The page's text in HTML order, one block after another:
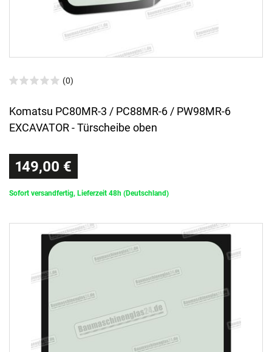
(0)
Komatsu PC80MR-3 / PC88MR-6 / PW98MR-6
EXCAVATOR - Türscheibe oben
149,00 €
Sofort versandfertig, Lieferzeit 48h (Deutschland)